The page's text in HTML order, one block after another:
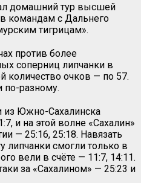
домашний тур высшей
командам с Дальнего
тигрицам».
против более
соперниц липчанки в
количество очков — по 57.
по-разному.
из Южно-Сахалинска
и на этой волне «Сахалин»
— 25:16, 25:18. Навязать
липчанки смогли только в
вели в счёте — 11:7, 14:11.
за «Сахалином» — 25:23 и